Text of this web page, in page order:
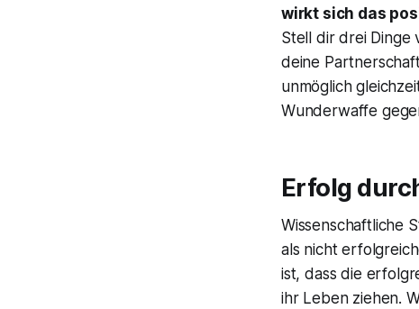
wirkt sich das
Stell dir drei Dinge
deine
unmöglich
Wunderwaffe
Erfolg
Wissenschaftliche
als nicht
ist, dass die
ihr Leben ziehen.